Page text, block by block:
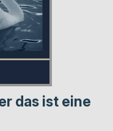
das ist eine